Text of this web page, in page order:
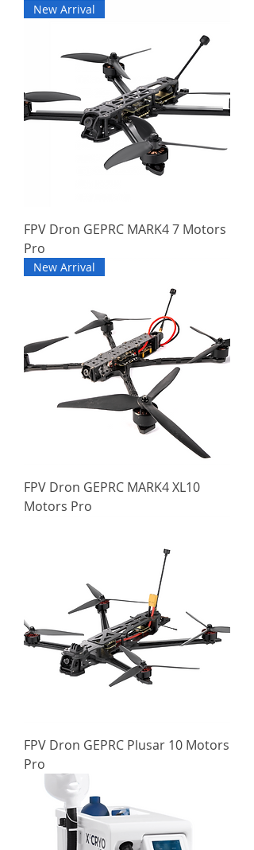
New Arrival
FPV Dron GEPRC MARK4 7 Motors
Pro
New Arrival
FPV Dron GEPRC MARK4 XL10
Motors Pro
FPV Dron GEPRC Plusar 10 Motors
Pro